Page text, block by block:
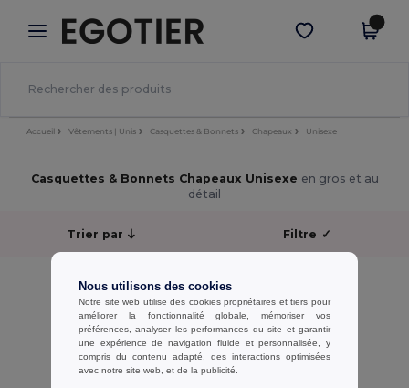
× Appli Egotier
Meilleurs prix sur l’app !
Obtenir l'appli
Accueil Vêtements | Unis Casquettes & Bonnets Chapeaux Unisexe
Casquettes & Bonnets Chapeaux Unisexe en gros et au
détail
Trier par Filtre ✓
Aucun résultat.
Affichage De Tous Les Produits.
Nous utilisons des cookies
Notre site web utilise des cookies propriétaires et tiers pour
améliorer la fonctionnalité globale, mémoriser vos
préférences, analyser les performances du site et garantir
une expérience de navigation fluide et personnalisée, y
compris du contenu adapté, des interactions optimisées
avec notre site web, et de la publicité.